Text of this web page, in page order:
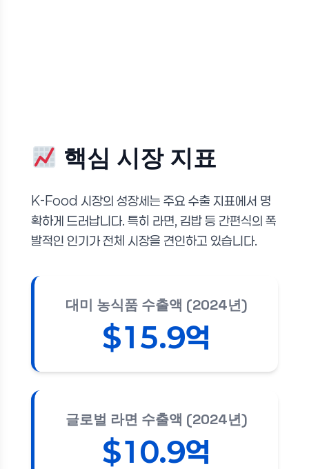
핵심 시장 지표
K-Food 시장의 성장세는 주요 수출 지표에서 명
확하게 드러납니다. 특히 라면, 김밥 등 간편식의 폭
발적인 인기가 전체 시장을 견인하고 있습니다.
대미 농식품 수출액 (2024년)
$15.9억
글로벌 라면 수출액 (2024년)
$10.9억